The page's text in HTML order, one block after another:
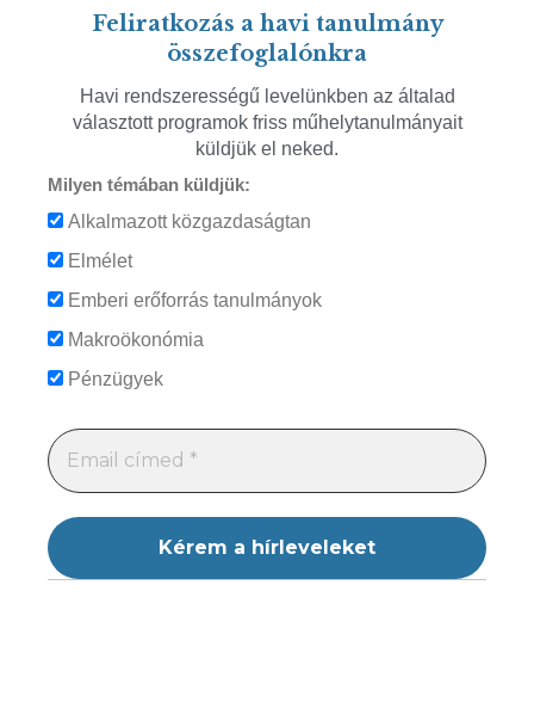
Feliratkozás a havi tanulmány
összefoglalónkra
Havi rendszerességű levelünkben az általad
választott programok friss műhelytanulmányait
küldjük el neked.
Milyen témában küldjük:
Alkalmazott közgazdaságtan
Elmélet
Emberi erőforrás tanulmányok
Makroökonómia
Pénzügyek